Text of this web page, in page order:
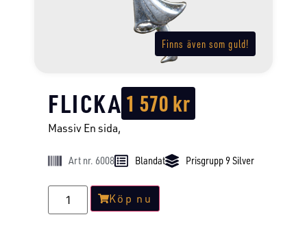
Finns även som guld!
FLICKA 1 570kr
Massiv En sida,
Art nr. 6008 Blandat Prisgrupp 9 Silver
Köp nu